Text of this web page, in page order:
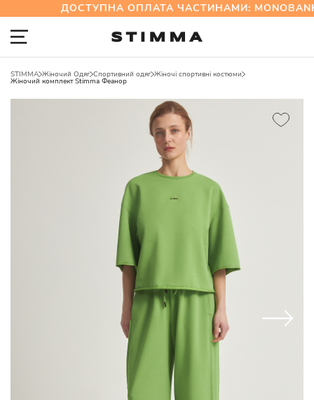
ДОСТУПНА ОПЛАТА ЧАСТИНАМИ:
STIMMA Жіночий Одяг Спортивний одяг Жіночі спортивні костюми
Жіночий комплект Stimma Феанор